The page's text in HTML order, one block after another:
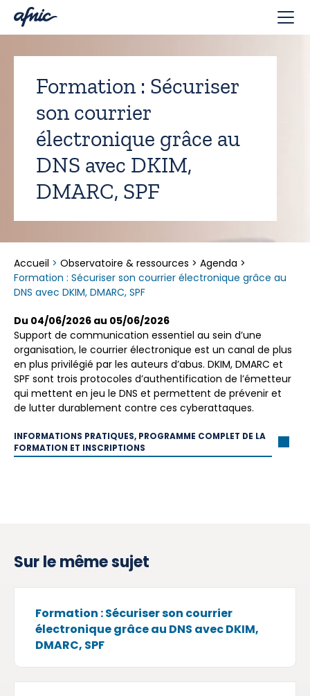
Formation : Sécuriser
son courrier
électronique grâce au
DNS avec DKIM,
DMARC, SPF
Accueil > Observatoire & ressources > Agenda >
Formation : Sécuriser son courrier électronique grâce au
DNS avec DKIM, DMARC, SPF
Du 04/06/2026 au 05/06/2026
Support de communication essentiel au sein d’une
organisation, le courrier électronique est un canal de plus
en plus privilégié par les auteurs d’abus. DKIM, DMARC et
SPF sont trois protocoles d’authentification de l’émetteur
qui mettent en jeu le DNS et permettent de prévenir et
de lutter durablement contre ces cyberattaques.
INFORMATIONS PRATIQUES, PROGRAMME COMPLET DE LA
FORMATION ET INSCRIPTIONS
Sur le même sujet
Formation : Sécuriser son courrier
électronique grâce au DNS avec DKIM,
DMARC, SPF
Panneau de gestion des cookies